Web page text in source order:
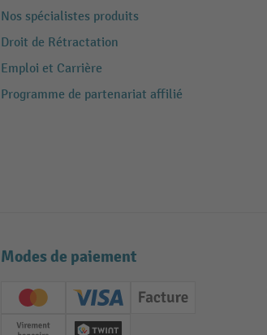
Nos spécialistes produits
Droit de Rétractation
Emploi et Carrière
Programme de partenariat affilié
Modes de paiement
Creditcard (Master)Creditcard (Visa)
Facture